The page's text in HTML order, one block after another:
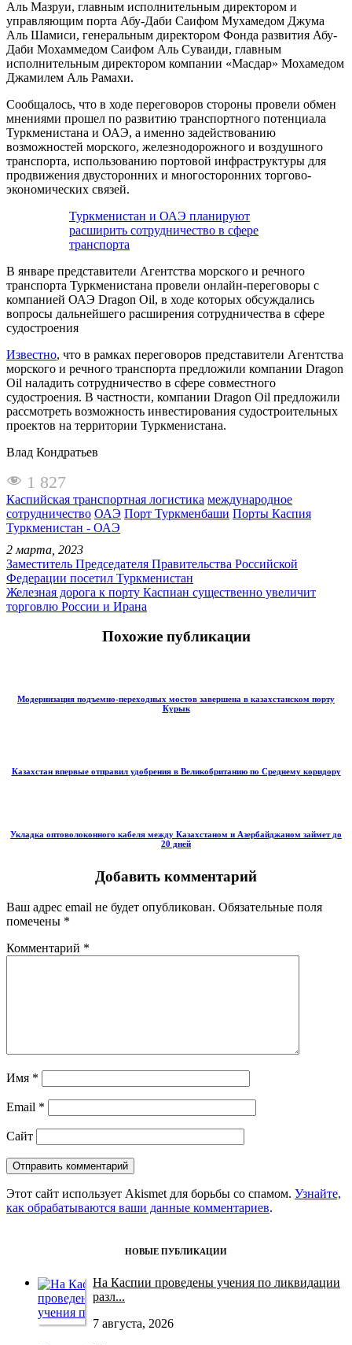
Аль Мазруи, главным исполнительным директором и
управляющим порта Абу-Даби Саифом Мухамедом Джума
Аль Шамиси, генеральным директором Фонда развития Абу-
Даби Мохаммедом Саифом Аль Суваиди, главным
исполнительным директором компании «Масдар» Мохамедом
Джамилем Аль Рамахи.
Сообщалось, что в ходе переговоров стороны провели обмен
мнениями прошел по развитию транспортного потенциала
Туркменистана и ОАЭ, а именно задействованию
возможностей морского, железнодорожного и воздушного
транспорта, использованию портовой инфраструктуры для
продвижения двусторонних и многосторонних торгово-
экономических связей.
Туркменистан и ОАЭ планируют
расширить сотрудничество в сфере
транспорта
В январе представители Агентства морского и речного
транспорта Туркменистана провели онлайн-переговоры с
компанией ОАЭ Dragon Oil, в ходе которых обсуждались
вопросы дальнейшего расширения сотрудничества в сфере
судостроения
Известно, что в рамках переговоров представители Агентства
морского и речного транспорта предложили компании Dragon
Oil наладить сотрудничество в сфере совместного
судостроения. В частности, компании Dragon Oil предложили
рассмотреть возможность инвестирования судостроительных
проектов на территории Туркменистана.
Влад Кондратьев
1 827
Каспийская транспортная логистика международное
сотрудничество ОАЭ Порт Туркменбаши Порты Каспия
Туркменистан - ОАЭ
2 марта, 2023
Заместитель Председателя Правительства Российской
Федерации посетил Туркменистан
Железная дорога к порту Каспиан существенно увеличит
торговлю России и Ирана
Похожие публикации
Модернизация подъемно-переходных мостов завершена в казахстанском порту
Курык
Казахстан впервые отправил удобрения в Великобританию по Среднему коридору
Укладка оптоволоконного кабеля между Казахстаном и Азербайджаном займет до
20 дней
Добавить комментарий
Ваш адрес email не будет опубликован. Обязательные поля
помечены *
Комментарий *
Имя *
Email *
Сайт
Этот сайт использует Akismet для борьбы со спамом. Узнайте,
как обрабатываются ваши данные комментариев.
НОВЫЕ ПУБЛИКАЦИИ
На Каспии проведены учения по ликвидации
разл...
7 августа, 2026